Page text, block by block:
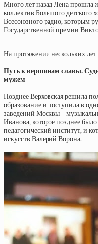
Много лет назад Лена прошла
коллектив Большого детского
Всесоюзного радио, которым
Государственной премии
На протяжении нескольких лет
Путь к вершинам славы.
мужем
Позднее Верховская решила
образование и поступила в
заведений Москвы –
Иванова, которое позднее
педагогический институт, и
искусств Валерий Ворона.